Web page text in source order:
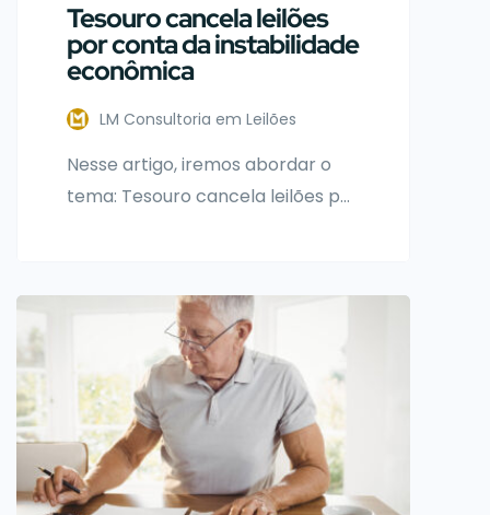
Tesouro cancela leilões
por conta da instabilidade
econômica
LM Consultoria em Leilões
Nesse artigo, iremos abordar o
tema: Tesouro cancela leilões por
feira (13/03/2020), o tesouro
nacional anunciou o
cancelamento de leilões de
títulos públicos. Contudo, isso só
aconteceu por conta de uma
grave instabilidade econômica
vivenciada no Brasil.